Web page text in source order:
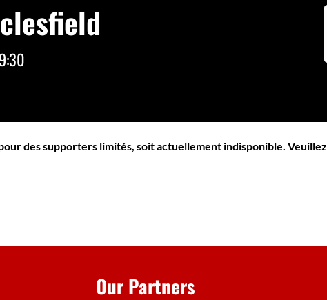
des supporters limités, soit actuellement indisponible. Veuillez
Our Partners